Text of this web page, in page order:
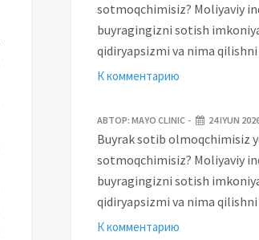
sotmoqchimisiz? Moliyaviy
buyragingizni sotish
qidiryapsizmi va nima qilishni
К комментарию
АВТОР: MAYO CLINIC 24 IYUN
Buyrak sotib olmoqchimisiz
sotmoqchimisiz? Moliyaviy
buyragingizni sotish
qidiryapsizmi va nima qilishni
К комментарию